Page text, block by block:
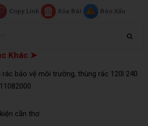
Copy Link Xóa Bài Báo Xấu
Khác ➤
rác bảo vệ môi trường, thùng rác 120l 240
cần thơ